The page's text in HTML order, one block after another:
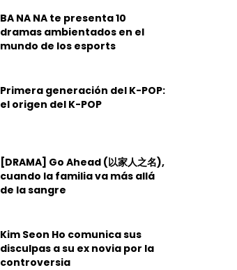
BA NA NA te presenta 10
dramas ambientados en el
mundo de los esports
Primera generación del K-POP:
el origen del K-POP
[DRAMA] Go Ahead (以家人之名),
cuando la familia va más allá
de la sangre
Kim Seon Ho comunica sus
disculpas a su ex novia por la
controversia